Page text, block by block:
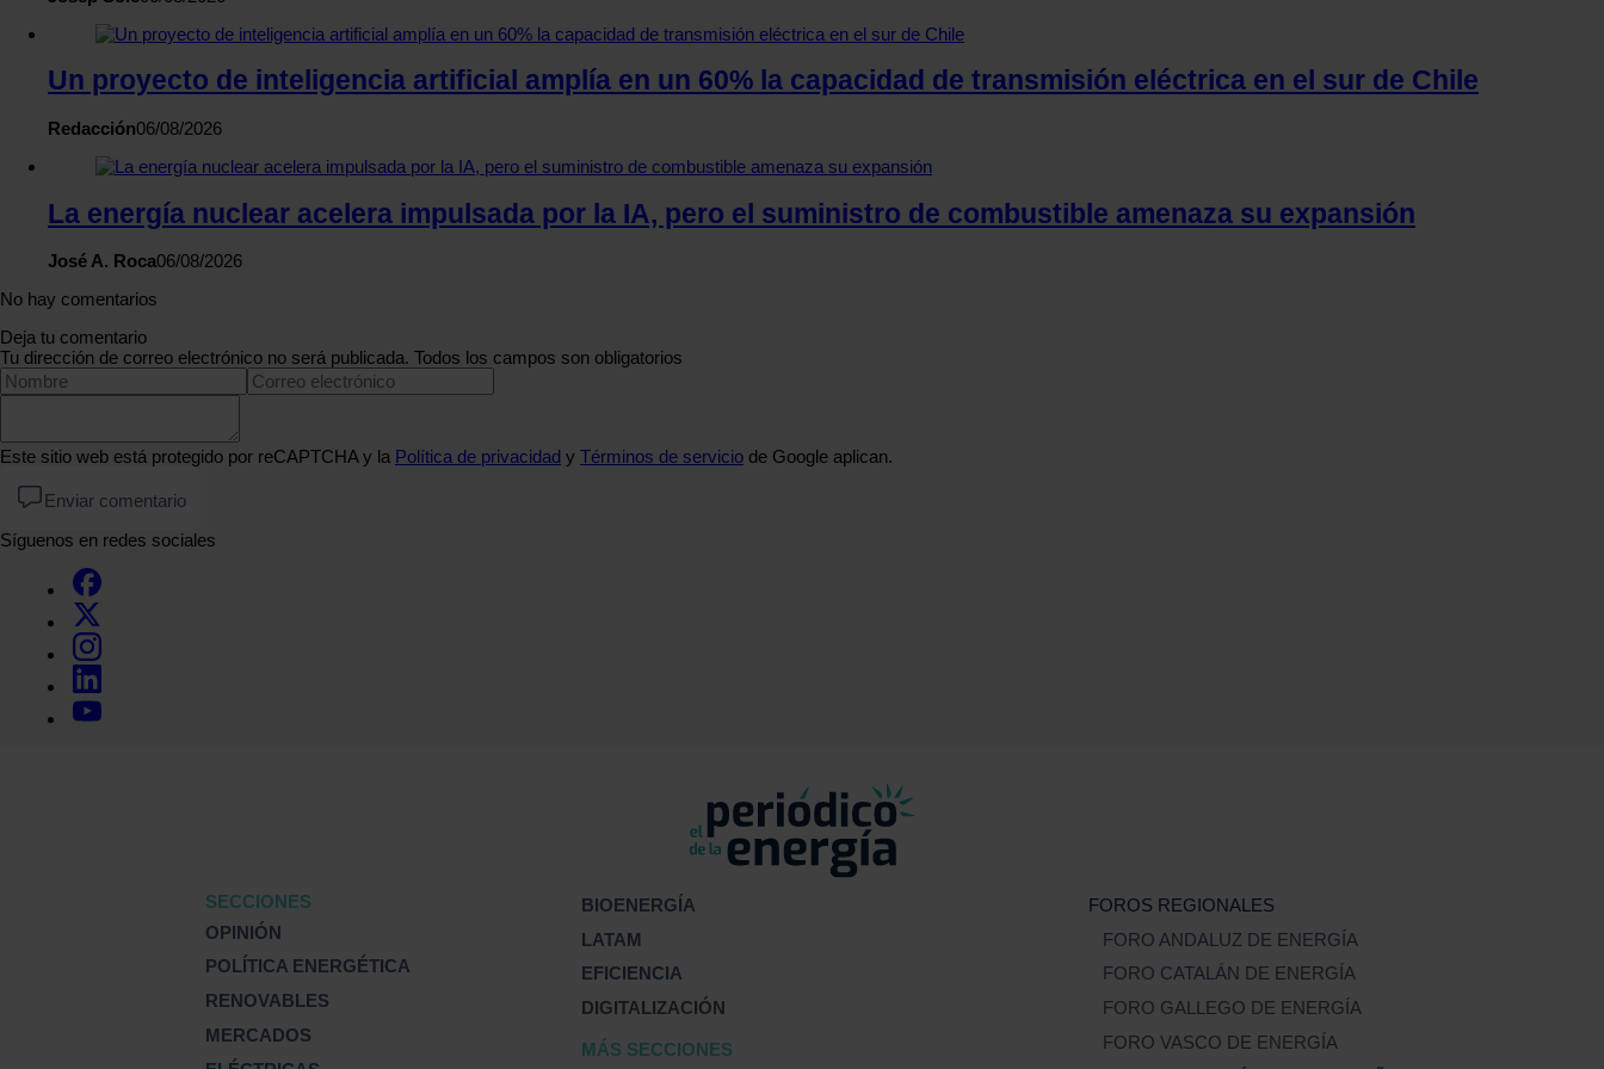
Un proyecto de inteligencia artificial amplía en un 60% la capacidad de transmisión eléctrica en el sur de Chile
Redacción06/08/2026
La energía nuclear acelera impulsada por la IA, pero el suministro de combustible amenaza su expansión
José A. Roca06/08/2026
No hay comentarios
Deja tu comentario
Tu dirección de correo electrónico no será publicada. Todos los campos son obligatorios
Este sitio web está protegido por reCAPTCHA y la Política de privacidad y Términos de servicio de Google aplican.
Enviar comentario
Síguenos en redes sociales
SECCIONES
OPINIÓN
POLÍTICA ENERGÉTICA
RENOVABLES
MERCADOS
BIOENERGÍA
LATAM
EFICIENCIA
DIGITALIZACIÓN
MÁS SECCIONES
FOROS REGIONALES
FORO ANDALUZ DE ENERGÍA
FORO CATALÁN DE ENERGÍA
FORO GALLEGO DE ENERGÍA
FORO VASCO DE ENERGÍA